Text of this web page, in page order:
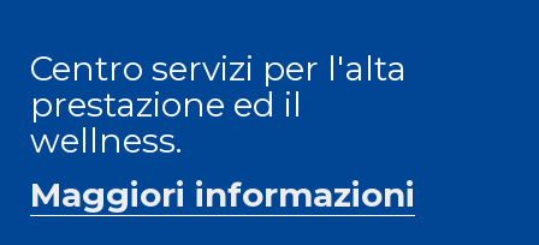
Centro servizi per l'alta
prestazione ed il
wellness.
Maggiori informazioni